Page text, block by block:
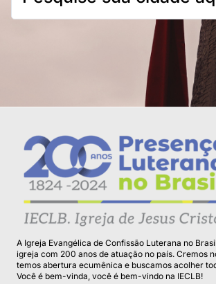
A Igreja Evangélica de Confissão Luterana no
igreja com 200 anos de atuação no país. Cremos
temos abertura ecumênica e buscamos acolher
Você é bem-vinda, você é bem-vindo na IECLB!